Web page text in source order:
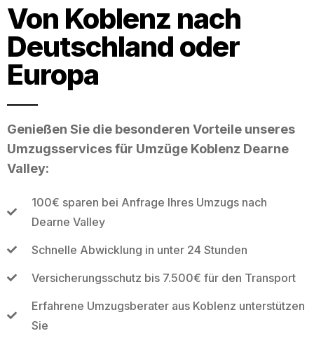
Von Koblenz nach
Deutschland oder
Europa
Genießen Sie die besonderen Vorteile unseres
Umzugsservices für Umzüge Koblenz Dearne
Valley:
100€ sparen bei Anfrage Ihres Umzugs nach
Dearne Valley
Schnelle Abwicklung in unter 24 Stunden
Versicherungsschutz bis 7.500€ für den Transport
Erfahrene Umzugsberater aus Koblenz unterstützen
Sie